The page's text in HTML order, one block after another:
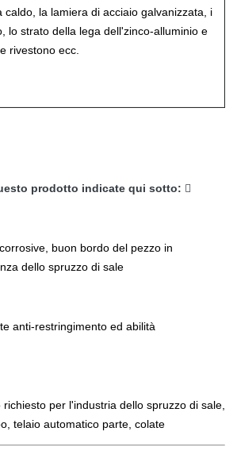
caldo, la lamiera di acciaio galvanizzata, i
lo strato della lega dell'zinco-alluminio e
rivestono ecc.
prodotto indicate qui sotto: 
buon bordo del pezzo in
dello spruzzo di sale
anti-restringimento ed abilità
per l'industria dello spruzzo di sale,
telaio automatico parte, colate